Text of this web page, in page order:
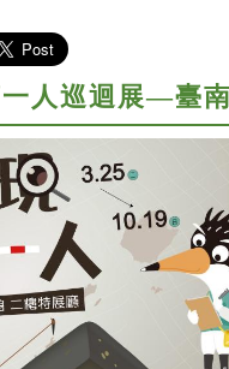
一人巡迴展—臺